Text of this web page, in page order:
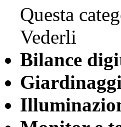
Questa
Vederli
Bilance